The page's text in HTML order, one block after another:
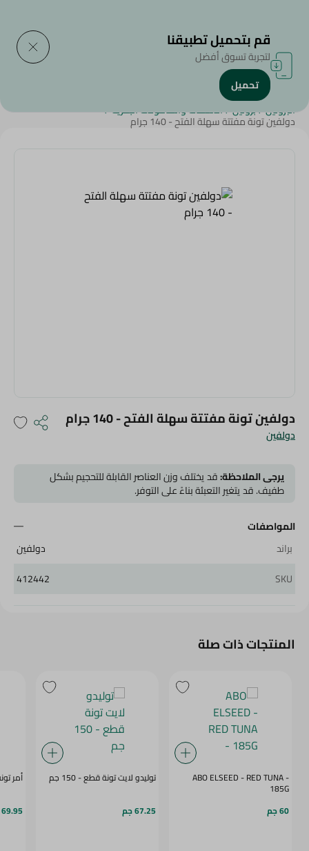
الرئيسية/منتجات البقالة
البروتين/بروتين/الأسماك والمأكولات البحرية/
دولفين تونة مفتتة سهلة الفتح - 140 جرام
دولفين
دولفين تونة مفتتة سهلة الفتح - 140 جرام
يرجى الملاحظة:قد يختلف وزن العناصر القابلة للتحجيم بشكل
طفيف. قد يتغير التعبئة بناءً على التوفر.
المواصفات
براند
دولفين
SKU
412442
المنتجات ذات صلة
ABO ELSEED - RED TUNA -
185G
60 جم
توليدو لايت تونة قطع - 150 جم
67.25 جم
أمر تونة
69.95 جم
قم بتحميل تطبيقنا
لتجربة تسوق أفضل
تحميل